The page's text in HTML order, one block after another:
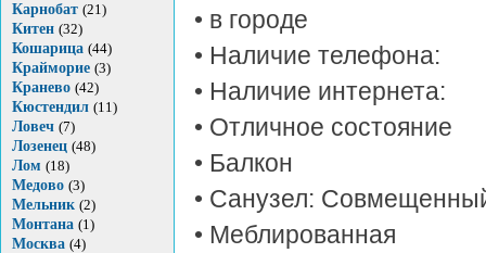
Карнобат (21)
Китен (32)
Кошарица (44)
Крайморие (3)
Кранево (42)
Кюстендил (11)
Ловеч (7)
Лозенец (48)
Лом (18)
Медово (3)
Мельник (2)
Монтана (1)
Москва (4)
• в городе
• Наличие телефона:
• Наличие интернета:
• Отличное состояние
• Балкон
• Санузел:
• Меблированная